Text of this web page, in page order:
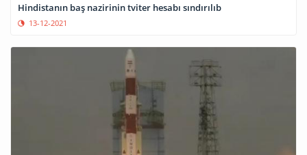
Hindistanın baş nazirinin tviter hesabı sındırılıb
13-12-2021